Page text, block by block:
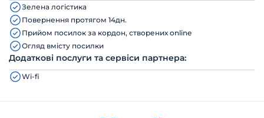
Зелена логістика
Повернення протягом 14дн.
Прийом посилок за кордон, створених online
Огляд вмісту посилки
Додаткові послуги та сервіси партнера:
Wi-fi